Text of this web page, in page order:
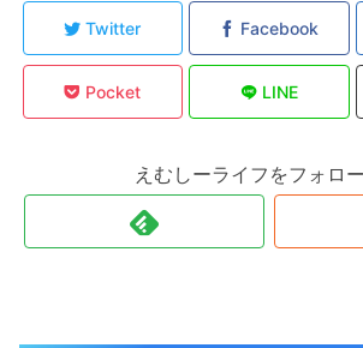
Twitter Facebook
Pocket LINE
えむしーライフをフォロ